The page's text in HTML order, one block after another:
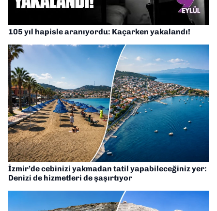
105 yıl hapisle aranıyordu: Kaçarken yakalandı!
İzmir’de cebinizi yakmadan tatil yapabileceğiniz yer:
Denizi de hizmetleri de şaşırtıyor